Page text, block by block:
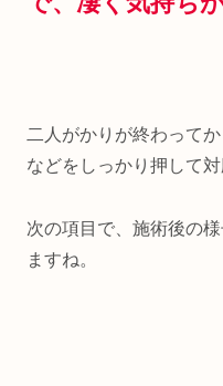
二人がかりが終わって
などをしっかり押して対
次の項目で、施術後の
ますね。